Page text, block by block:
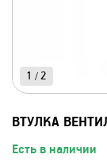
1 / 2
ВТУЛКА
Есть в наличии